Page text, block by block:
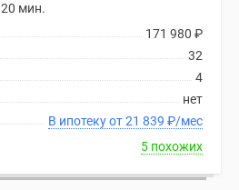
20 мин.
171 980 ₽
32
4
нет
В ипотеку от 21 839 ₽/мес
5 похожих